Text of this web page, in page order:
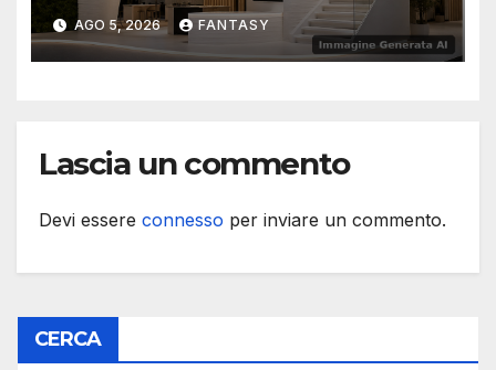
2026
AGO 5, 2026 FANTASY
Lascia un commento
Devi essere connesso per inviare un commento.
CERCA